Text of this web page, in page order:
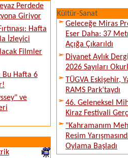
Perdede
Giriyor
Hafta
İzleyici
Filmler
Bu Hafta 6
ve
Kültür-Sanat
Geleceğe Miras
Eser Daha: 37
Açığa Çıkarıldı
Diyanet Aylık
2026 Sayıları
TÜGVA Eskişehir,
RAMS Park’taydı
46. Geleneksel
Kiraz Festivali
"Kahramanım
Resim
Oylama Başladı